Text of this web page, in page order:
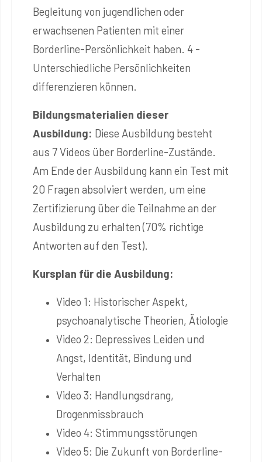
Begleitung von jugendlichen oder
erwachsenen Patienten mit einer
Borderline-Persönlichkeit haben. 4 -
Unterschiedliche Persönlichkeiten
differenzieren können.
Bildungsmaterialien dieser
Ausbildung: Diese Ausbildung besteht
aus 7 Videos über Borderline-Zustände.
Am Ende der Ausbildung kann ein Test mit
20 Fragen absolviert werden, um eine
Zertifizierung über die Teilnahme an der
Ausbildung zu erhalten (70% richtige
Antworten auf den Test).
Kursplan für die Ausbildung:
Video 1: Historischer Aspekt,
psychoanalytische Theorien, Ätiologie
Video 2: Depressives Leiden und
Angst, Identität, Bindung und
Verhalten
Video 3: Handlungsdrang,
Drogenmissbrauch
Video 4: Stimmungsstörungen
Video 5: Die Zukunft von Borderline-